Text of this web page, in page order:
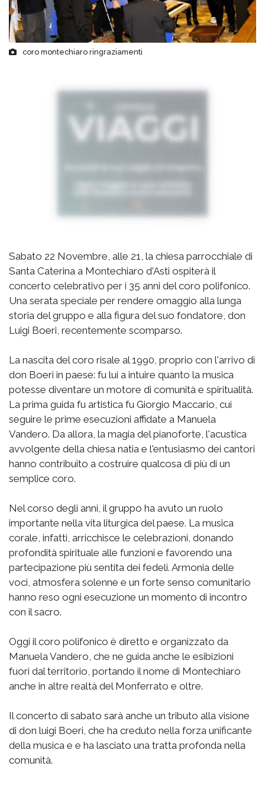
coro montechiaro ringraziamenti
Sabato 22 Novembre, alle 21, la chiesa parrocchiale di
Santa Caterina a Montechiaro d'Asti ospiterà il
concerto celebrativo per i 35 anni del coro polifonico.
Una serata speciale per rendere omaggio alla lunga
storia del gruppo e alla figura del suo fondatore, don
Luigi Boeri, recentemente scomparso.
La nascita del coro risale al 1990, proprio con l'arrivo di
don Boeri in paese: fu lui a intuire quanto la musica
potesse diventare un motore di comunità e spiritualità.
La prima guida fu artistica fu Giorgio Maccario, cui
seguire le prime esecuzioni affidate a Manuela
Vandero. Da allora, la magia del pianoforte, l'acustica
avvolgente della chiesa natia e l'entusiasmo dei cantori
hanno contribuito a costruire qualcosa di più di un
semplice coro.
Nel corso degli anni, il gruppo ha avuto un ruolo
importante nella vita liturgica del paese. La musica
corale, infatti, arricchisce le celebrazioni, donando
profondità spirituale alle funzioni e favorendo una
partecipazione più sentita dei fedeli. Armonia delle
voci, atmosfera solenne e un forte senso comunitario
hanno reso ogni esecuzione un momento di incontro
con il sacro.
Oggi il coro polifonico è diretto e organizzato da
Manuela Vandero, che ne guida anche le esibizioni
fuori dal territorio, portando il nome di Montechiaro
anche in altre realtà del Monferrato e oltre.
Il concerto di sabato sarà anche un tributo alla visione
di don luigi Boeri, che ha creduto nella forza unificante
della musica e e ha lasciato una tratta profonda nella
comunità.